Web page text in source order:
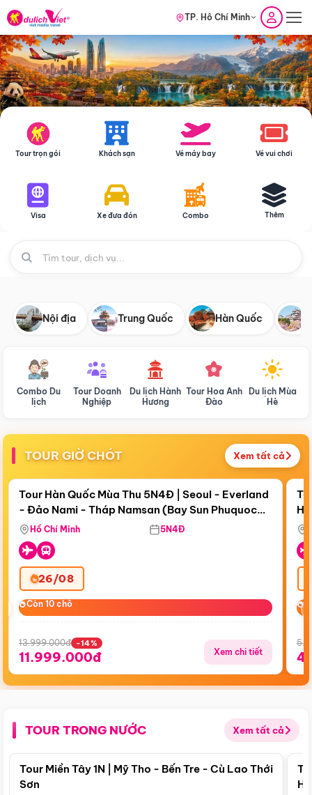
TP. Hồ Chí Minh
Tour trọn gói Khách sạn Vé máy bay Vé vui chơi
Visa Xe đưa đón Combo Thêm
Nội địa Trung Quốc Hàn Quốc
Combo Du
lịch
Tour Doanh
Nghiệp
Du lịch Hành
Hương
Tour Hoa Anh
Đào
Du lịch Mùa
Hè
TOUR GIỜ CHÓT Xem tất cả
Còn18 ngày 14:03:57
Bay Sun Phuquoc Airways
Điểm nổi bật
Tour Hàn Quốc Mùa Thu 5N4Đ | Seoul - Everland
- Đảo Nami - Tháp Namsan (Bay Sun Phuquoc
Airways)
Hồ Chí Minh 5N4Đ
26/08
Còn 10 chỗ
Còn 10 chỗ
13.999.000đ -14%
11.999.000đ Xem chi tiết
TOUR TRONG NƯỚC Xem tất cả
Điểm nổi bật
Tour Miền Tây 1N | Mỹ Tho - Bến Tre - Cù Lao Thới
Sơn